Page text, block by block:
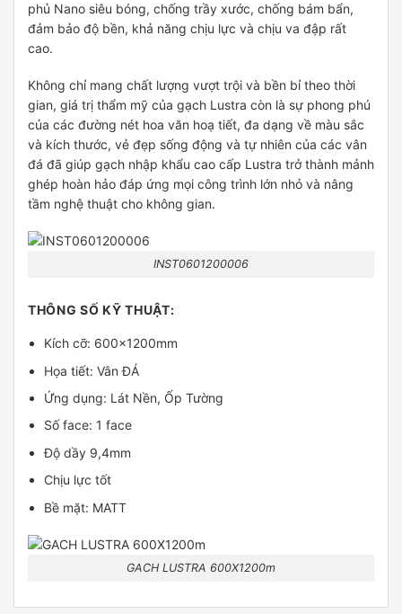
phủ Nano siêu bóng, chống trầy xước, chống bám bẩn,
đảm bảo độ bền, khả năng chịu lực và chịu va đập rất
cao.
Không chỉ mang chất lượng vượt trội và bền bỉ theo thời
gian, giá trị thẩm mỹ của gạch Lustra còn là sự phong phú
của các đường nét hoa văn hoạ tiết, đa dạng về màu sắc
và kích thước, vẻ đẹp sống động và tự nhiên của các vân
đá đã giúp gạch nhập khẩu cao cấp Lustra trở thành mảnh
ghép hoàn hảo đáp ứng mọi công trình lớn nhỏ và nâng
tầm nghệ thuật cho không gian.
INST0601200006
THÔNG SỐ KỸ THUẬT:
Kích cỡ: 600x1200mm
Họa tiết: Vân ĐÁ
Ứng dụng: Lát Nền, Ốp Tường
Số face: 1 face
Độ dầy 9,4mm
Chịu lực tốt
Bề mặt: MATT
GACH LUSTRA 600X1200m